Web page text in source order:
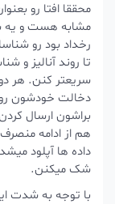
محققا افتا رو بعنوان
مشابه هست و یه
رخداد بود رو
تا روند آنالیز و
سریعتر کنن. هر دو
دخالت خودشون رو هم
براشون ارسال کردن
هم از ادامه منصرف
داده ها آپلود میشدن.
شک میکنن.